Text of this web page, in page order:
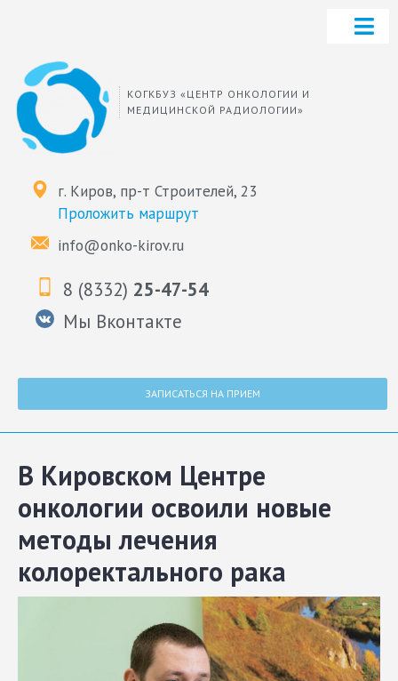
КОГКБУЗ «ЦЕНТР ОНКОЛОГИИ И
МЕДИЦИНСКОЙ РАДИОЛОГИИ»
г. Киров, пр-т Строителей, 23
Проложить маршрут
info@onko-kirov.ru
8 (8332) 25-47-54
Мы Вконтакте
ЗАПИСАТЬСЯ НА ПРИЕМ
В Кировском Центре
онкологии освоили новые
методы лечения
колоректального рака